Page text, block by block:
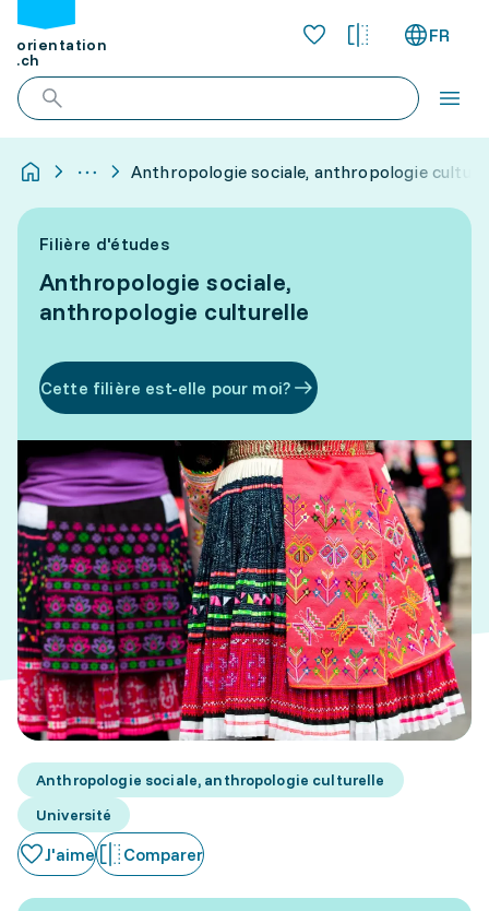
orientation
.ch
FR
Anthropologie sociale, anthropologie
Filière d'études
Anthropologie sociale,
anthropologie culturelle
Cette filière est-elle pour moi?
Anthropologie sociale, anthropologie culturelle
Université
J'aime Comparer